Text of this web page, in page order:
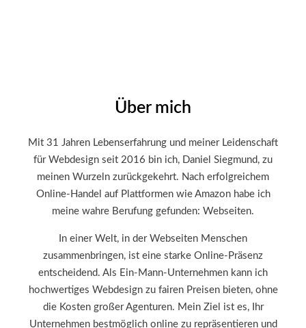
Über mich
Mit 31 Jahren Lebenserfahrung und meiner Leidenschaft
für Webdesign seit 2016 bin ich, Daniel Siegmund, zu
meinen Wurzeln zurückgekehrt. Nach erfolgreichem
Online-Handel auf Plattformen wie Amazon habe ich
meine wahre Berufung gefunden: Webseiten.
In einer Welt, in der Webseiten Menschen
zusammenbringen, ist eine starke Online-Präsenz
entscheidend. Als Ein-Mann-Unternehmen kann ich
hochwertiges Webdesign zu fairen Preisen bieten, ohne
die Kosten großer Agenturen. Mein Ziel ist es, Ihr
Unternehmen bestmöglich online zu repräsentieren und